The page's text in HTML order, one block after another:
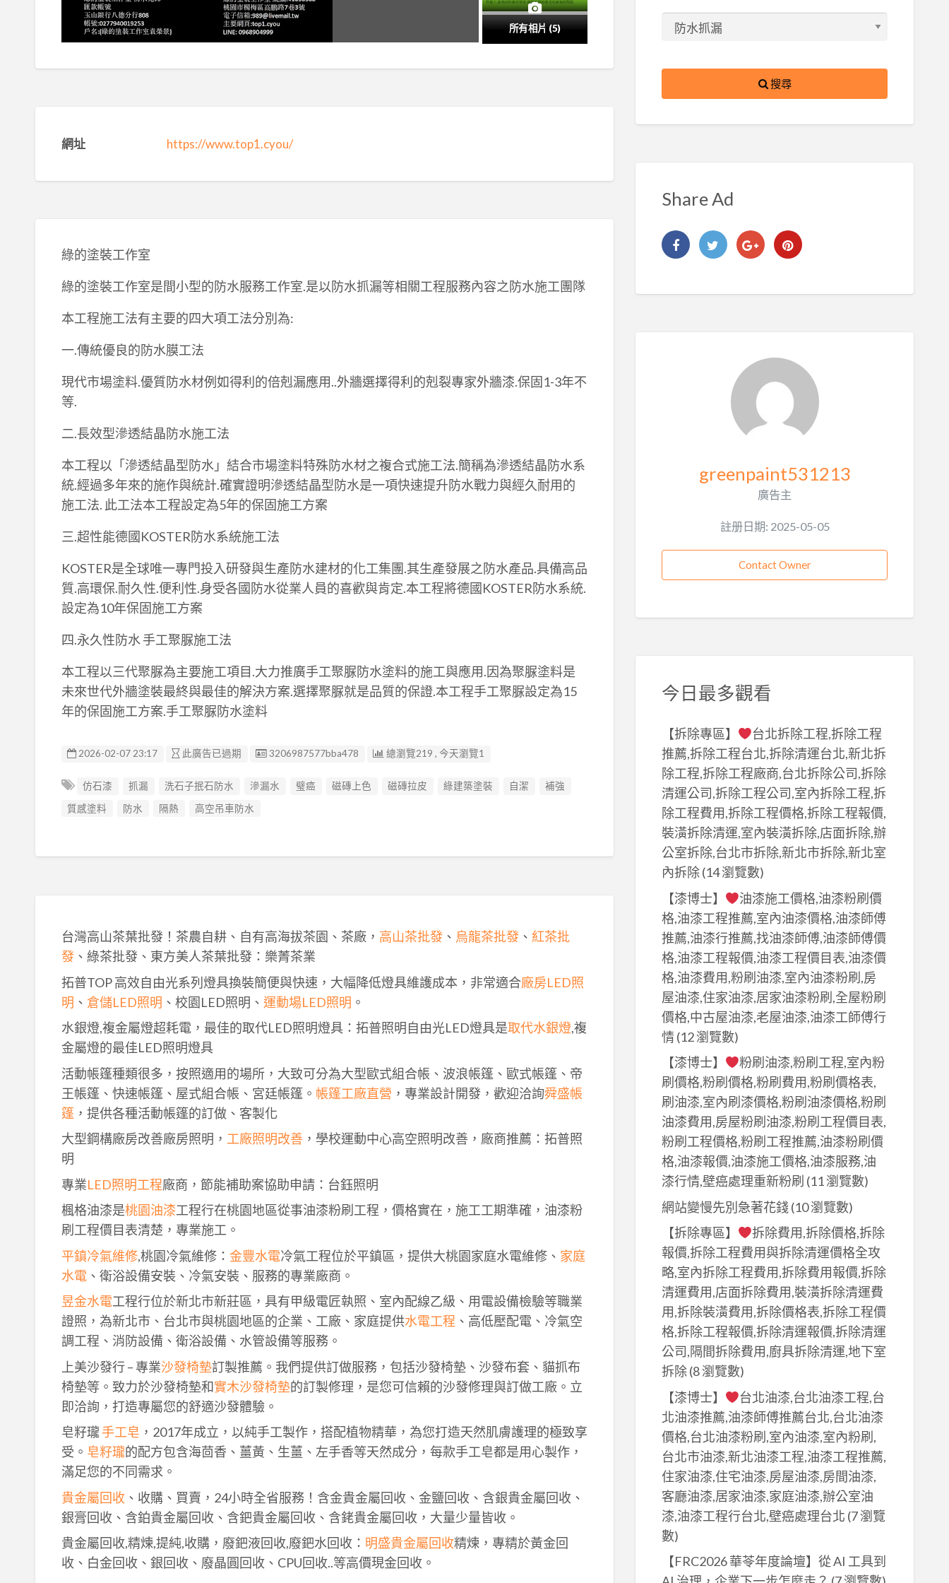
所有相片 (5)
網址 https://www.top1.cyou/
綠的塗裝工作室
綠的塗裝工作室是間小型的防水服務工作室.是以防水抓漏等相關工程服務內容之防水施工團隊
本工程施工法有主要的四大項工法分別為:
一.傳統優良的防水膜工法
現代市場塗料.優質防水材例如得利的倍剋漏應用..外牆選擇得利的剋裂專家外牆漆.保固1-3年不
等.
二.長效型滲透結晶防水施工法
本工程以「滲透結晶型防水」結合市場塗料特殊防水材之複合式施工法.簡稱為滲透結晶防水系
統.經過多年來的施作與統計.確實證明滲透結晶型防水是一項快速提升防水戰力與經久耐用的
施工法. 此工法本工程設定為5年的保固施工方案
三.超性能德國KOSTER防水系統施工法
KOSTER是全球唯一專門投入研發與生產防水建材的化工集團.其生產發展之防水產品.具備高品
質.高環保.耐久性.便利性.身受各國防水從業人員的喜歡與肯定.本工程將德國KOSTER防水系統.
設定為10年保固施工方案
四.永久性防水 手工聚脲施工法
本工程以三代聚脲為主要施工項目.大力推廣手工聚脲防水塗料的施工與應用.因為聚脲塗料是
未來世代外牆塗裝最終與最佳的解決方案.選擇聚脲就是品質的保證.本工程手工聚脲設定為15
年的保固施工方案.手工聚脲防水塗料
2026-02-07 23:17 此廣告已過期 廣告编號
3206987577bba478 總瀏覽219 , 今天瀏覽1
仿石漆 抓漏 洗石子抿石防水 滲漏水 璧癌 磁磚上色 磁磚拉皮 綠建築塗裝 自潔
補強
質感塗料
防水 隔熱 高空吊車防水
台灣高山茶葉批發！茶農自耕、自有高海拔茶園、茶廠， 高山茶批發、 烏龍茶批發、 紅茶批
發、綠茶批發、東方美人茶葉批發：樂菁茶業
拓普TOP 高效自由光系列燈具換裝簡便與快速，大幅降低燈具維護成本，非常適合廠房LED照
明 、 倉儲LED照明 、校園LED照明、 運動場LED照明 。
水銀燈,複金屬燈超耗電，最佳的取代LED照明燈具：拓普照明自由光LED燈具是取代水銀燈,複
金屬燈的最佳LED照明燈具
活動帳篷種類很多，按照適用的場所，大致可分為大型歐式組合帳、波浪帳篷、歐式帳篷、帝
王帳篷、快速帳篷、屋式組合帳、宮廷帳篷。 帳篷工廠直營 ，專業設計開發，歡迎洽詢舜盛帳
篷，提供各種活動帳篷的訂做、客製化
大型鋼構廠房改善廠房照明， 工廠照明改善，學校運動中心高空照明改善，廠商推薦：拓普照
明
專業LED照明工程廠商，節能補助案協助申請：台鈺照明
楓格油漆是桃園油漆工程行在桃園地區從事油漆粉刷工程，價格實在，施工工期準確，油漆粉
刷工程價目表清楚，專業施工。
平鎮冷氣維修,桃園冷氣維修： 金豐水電冷氣工程位於平鎮區，提供大桃園家庭水電維修、 家庭
水電、衛浴設備安裝、冷氣安裝、服務的專業廠商。
昱金水電工程行位於新北市新莊區，具有甲級電匠執照、室內配線乙級、用電設備檢驗等職業
證照，為新北市、台北市與桃園地區的企業、工廠、家庭提供水電工程 、高低壓配電、冷氣空
調工程、消防設備、衛浴設備、水管設備等服務。
上美沙發行 – 專業沙發椅墊訂製推薦。我們提供訂做服務，包括沙發椅墊、沙發布套、貓抓布
椅墊等。致力於沙發椅墊和實木沙發椅墊的訂製修理，是您可信賴的沙發修理與訂做工廠。立
即洽詢，打造專屬您的舒適沙發體驗。
皂籽瓏手工皂 ，2017年成立，以純手工製作，搭配植物精華，為您打造天然肌膚護理的極致享
受。 皂籽瓏的配方包含海茴香、薑黃、生薑、左手香等天然成分，每款手工皂都是用心製作，
滿足您的不同需求。
貴金屬回收、收購、買賣，24小時全省服務！含金貴金屬回收、金鹽回收、含銀貴金屬回收、
銀膏回收、含鉑貴金屬回收、含鈀貴金屬回收、含銠貴金屬回收，大量少量皆收。
貴金屬回收,精煉,提純,收購，廢鈀液回收,廢鈀水回收： 明盛貴金屬回收精煉，專精於黃金回
收、白金回收、銀回收、廢晶圓回收、CPU回收..等高價現金回收。
搜尋
Share Ad
greenpaint531213
廣告主
註册日期: 2025-05-05
Contact Owner
今日最多觀看
【拆除專區】
台北拆除工程,拆除工程
推薦,拆除工程台北,拆除清運台北,新北拆
除工程,拆除工程廠商,台北拆除公司,拆除
清運公司,拆除工程公司,室內拆除工程,拆
除工程費用,拆除工程價格,拆除工程報價,
裝潢拆除清運,室內裝潢拆除,店面拆除,辦
公室拆除,台北市拆除,新北市拆除,新北室
內拆除(14 瀏覽數)
【漆博士】
油漆施工價格,油漆粉刷價
格,油漆工程推薦,室內油漆價格,油漆師傅
推薦,油漆行推薦,找油漆師傅,油漆師傅價
格,油漆工程報價,油漆工程價目表,油漆價
格,油漆費用,粉刷油漆,室內油漆粉刷,房
屋油漆,住家油漆,居家油漆粉刷,全屋粉刷
價格,中古屋油漆,老屋油漆,油漆工師傅行
情(12 瀏覽數)
【漆博士】
粉刷油漆,粉刷工程,室內粉
刷價格,粉刷價格,粉刷費用,粉刷價格表,
刷油漆,室內刷漆價格,粉刷油漆價格,粉刷
油漆費用,房屋粉刷油漆,粉刷工程價目表,
粉刷工程價格,粉刷工程推薦,油漆粉刷價
格,油漆報價,油漆施工價格,油漆服務,油
漆行情,壁癌處理重新粉刷 (11 瀏覽數)
網站變慢先別急著花錢(10 瀏覽數)
【拆除專區】
拆除費用,拆除價格,拆除
報價,拆除工程費用與拆除清運價格全攻
略,室內拆除工程費用,拆除費用報價,拆除
清運費用,店面拆除費用,裝潢拆除清運費
用,拆除裝潢費用,拆除價格表,拆除工程價
格,拆除工程報價,拆除清運報價,拆除清運
公司,隔間拆除費用,廚具拆除清運,地下室
拆除(8 瀏覽數)
【漆博士】
台北油漆,台北油漆工程,台
北油漆推薦,油漆師傅推薦台北,台北油漆
價格,台北油漆粉刷,室內油漆,室內粉刷,
台北市油漆,新北油漆工程,油漆工程推薦,
住家油漆,住宅油漆,房屋油漆,房間油漆,
客廳油漆,居家油漆,家庭油漆,辦公室油
漆,油漆工程行台北,壁癌處理台北 (7 瀏覽
數)
【FRC2026 華苓年度論壇】從 AI 工具到